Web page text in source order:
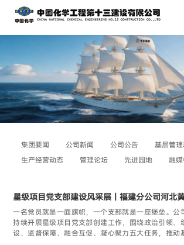
集团要闻 公司新闻 公司公告
基层管
生产经营动态
管理论坛 先进园地 融
一名党员就是一面旗帜，一个支部就是一座堡垒。公
持续开展星级项目党支部创建工作，围绕政治引领、
设、监督保障、融合互促、凝心聚力五大任务，推动